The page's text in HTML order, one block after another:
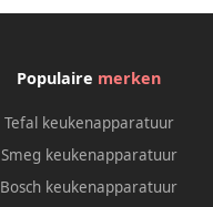
Populaire merken
Tefal keukenapparatuur
Smeg keukenapparatuur
Bosch keukenapparatuur